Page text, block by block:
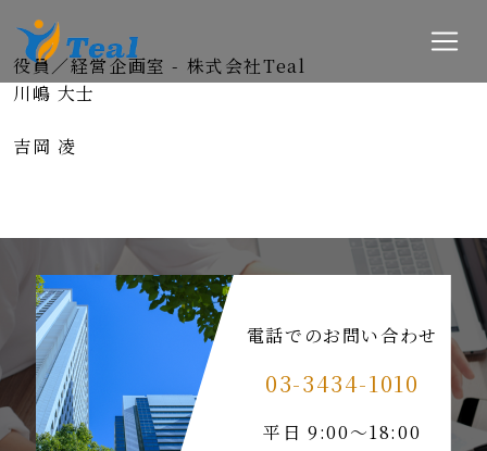
役員／経営企画室 - 株式会社Teal
川嶋 大士
吉岡 凌
電話でのお問い合わせ
03-3434-1010
平日 9:00～18:00